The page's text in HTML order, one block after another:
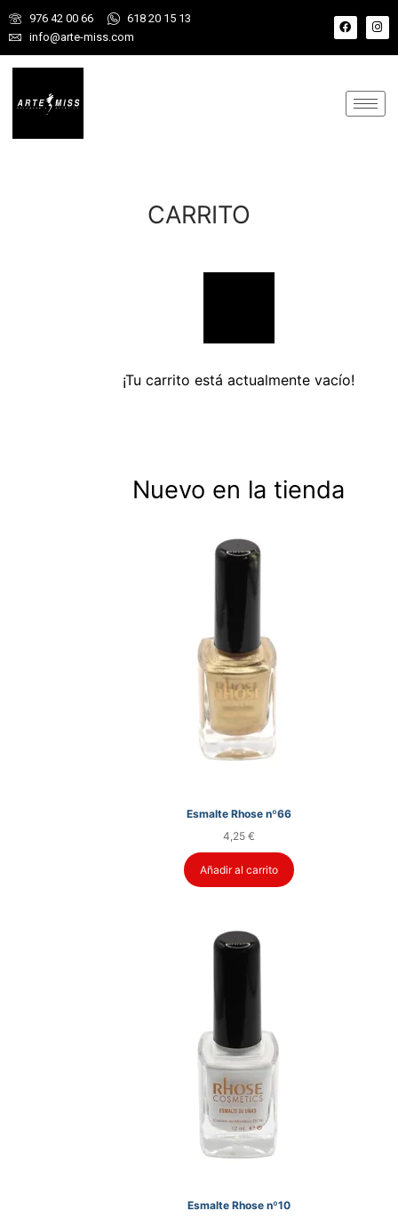
976 42 00 66
618 20 15 13
info@arte-miss.com
CARRITO
¡Tu carrito está actualmente vacío!
Nuevo en la tienda
Esmalte Rhose nº66
4,25 €
Añadir al carrito
Esmalte Rhose nº10